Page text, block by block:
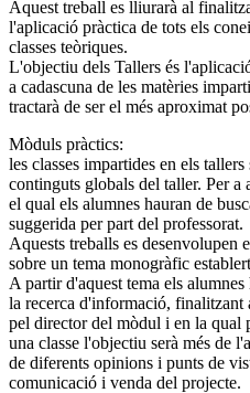
Aquest treball es lliurarà al
l'aplicació pràctica de tots els
classes teòriques.
L'objectiu dels Tallers és
a cadascuna de les matèries
tractarà de ser el més aproximat
Mòduls pràctics:
les classes impartides en els
continguts globals del taller. Per a
el qual els alumnes hauran de
suggerida per part del professorat.
Aquests treballs es
sobre un tema monogràfic
A partir d'aquest tema els
la recerca d'informació, finalitzant
pel director del mòdul i en la qual
una classe l'objectiu serà més de
de diferents opinions i punts de
comunicació i venda del projecte.